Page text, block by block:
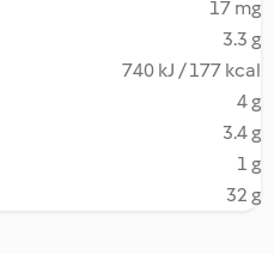
17 mg
3.3 g
740 kJ / 177 kcal
4 g
3.4 g
1 g
32 g